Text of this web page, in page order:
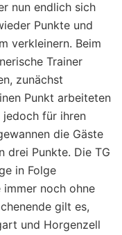
nun endlich sich
Punkte und
verkleinern. Beim
Trainer
zunächst
Punkt arbeiteten
jedoch für ihren
die Gäste
drei Punkte. Die TG
in Folge
noch ohne
gilt es,
und Horgenzell